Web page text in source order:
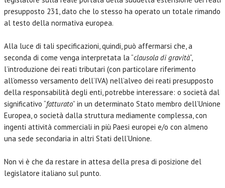
presupposto 231, dato che lo stesso ha operato un totale rimando
al testo della normativa europea.
Alla luce di tali specificazioni, quindi, può affermarsi che, a
seconda di come venga interpretata la “clausola di gravità“,
l’introduzione dei reati tributari (con particolare riferimento
all’omesso versamento dell’IVA) nell’alveo dei reati presupposto
della responsabilità degli enti, potrebbe interessare: o società dal
significativo “fatturato” in un determinato Stato membro dell’Unione
Europea, o società dalla struttura mediamente complessa, con
ingenti attività commerciali in più Paesi europei e/o con almeno
una sede secondaria in altri Stati dell’Unione.
Non vi è che da restare in attesa della presa di posizione del
legislatore italiano sul punto.